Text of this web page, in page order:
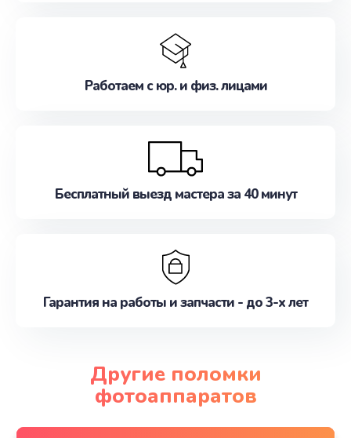
Работаем с юр. и физ. лицами
Бесплатный выезд мастера за 40 минут
Гарантия на работы и запчасти - до 3-х лет
Другие поломки
фотоаппаратов